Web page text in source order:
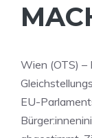
Wien (OTS) –
EU-